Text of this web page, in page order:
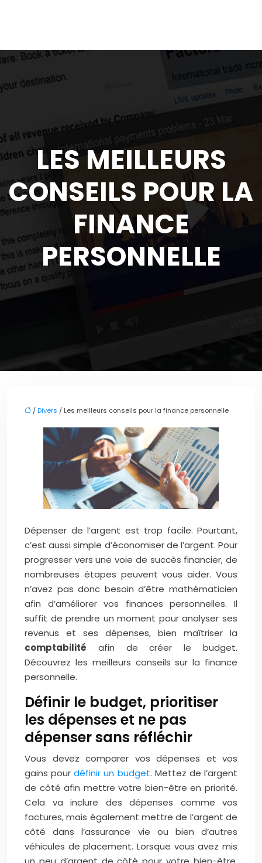
LES MEILLEURS
CONSEILS POUR LA
FINANCE
PERSONNELLE
/Divers / Les meilleurs conseils pour la finance personnelle
Dépenser de l’argent est trop facile. Pourtant,
c’est aussi simple d’économiser de l’argent. Pour
progresser vers une voie de succès financier, de
nombreuses étapes peuvent vous aider. Vous
n’avez pas donc besoin d’être mathématicien
afin d’améliorer vos finances personnelles. Il
suffit de prendre un moment pour analyser ses
revenus et ses dépenses, bien maîtriser la
comptabilité afin de créer le budget.
Découvrez les meilleurs conseils sur la finance
personnelle.
Définir le budget, prioritiser
les dépenses et ne pas
dépenser sans réfléchir
Vous devez comparer vos dépenses et vos
gains pourdéfinir un budget. Mettez de l’argent
de côté afin mettre votre bien-être en priorité.
Cela va inclure des dépenses comme vos
factures, mais également mettre de l’argent de
côté dans l’assurance vie ou bien d’autres
véhicules de placement. Lorsque vous avez mis